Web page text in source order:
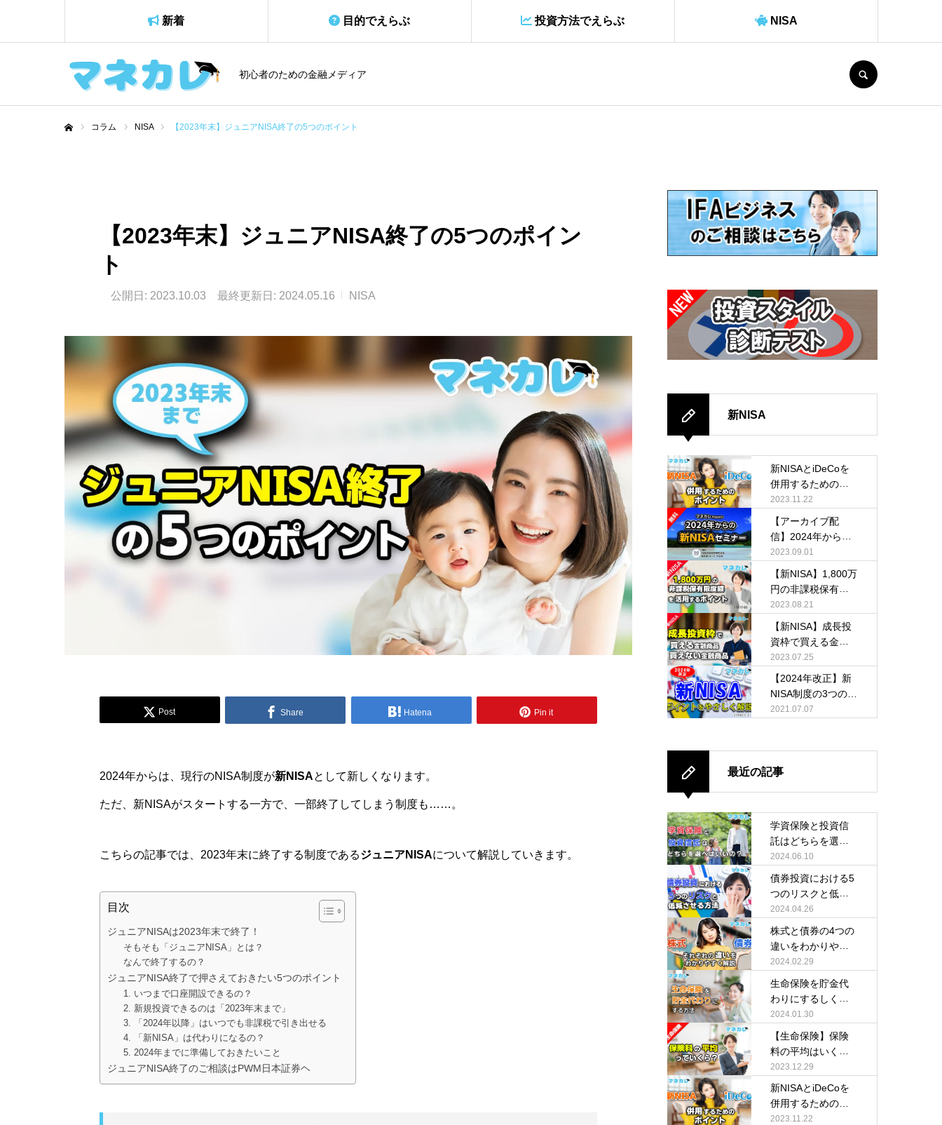
初心者のための金融メディア
新着 目的でえらぶ 投資方法でえらぶ NISA
コラム NISA 【2023年末】ジュニアNISA終了の5つのポイント
【2023年末】ジュニアNISA終了の5つのポイン
ト
公開日: 2023.10.03 最終更新日: 2024.05.16 NISA
Post Share Hatena Pin it
2024年からは、現行のNISA制度が新NISAとして新しくなります。
ただ、新NISAがスタートする一方で、一部終了してしまう制度も……。
こちらの記事では、2023年末に終了する制度であるジュニアNISAについて解説していきます。
目次
ジュニアNISAは2023年末で終了！
そもそも「ジュニアNISA」とは？
なんで終了するの？
ジュニアNISA終了で押さえておきたい5つのポイント
1. いつまで口座開設できるの？
2. 新規投資できるのは「2023年末まで」
3. 「2024年以降」はいつでも非課税で引き出せる
4. 「新NISA」は代わりになるの？
5. 2024年までに準備しておきたいこと
ジュニアNISA終了のご相談はPWM日本証券ヘ
新NISA
新NISAとiDeCoを
併用するためのポ
イント
2023.11.22
【アーカイブ配
信】2024年からの
新NISA活用セミナ
ー
2023.09.01
【新NISA】1,800万
円の非課税保有限
度額を活用するポ
イント
2023.08.21
【新NISA】成長投
資枠で買える金融
商品・買えない金
融商品
2023.07.25
【2024年改正】新
NISA制度の3つのポ
イントをやさしく
2021.07.07
最近の記事
学資保険と投資信
託はどちらを選べ
ばいいの？
2024.06.10
債券投資における5
つのリスクと低減
させる方法
2024.04.26
株式と債券の4つの
違いをわかりやす
く解説
2024.02.29
生命保険を貯金代
わりにするしくみ
を解説
2024.01.30
【生命保険】保険
料の平均はいく
ら？
2023.12.29
新NISAとiDeCoを
併用するためのポ
イント
2023.11.22